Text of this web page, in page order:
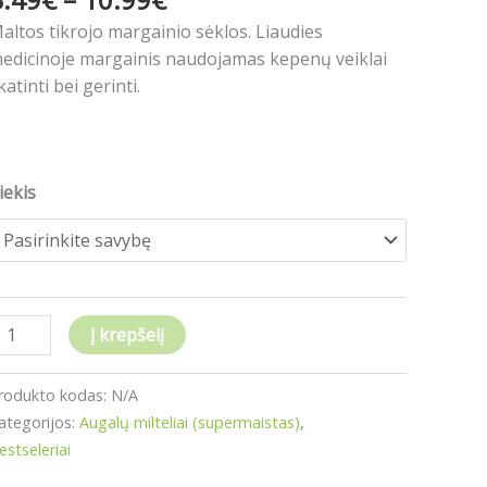
tikrojo margainio sėklos. Liaudies
margainis naudojamas kepenų veiklai
bei gerinti.
Į krepšelį
kodas: N/A
Augalų milteliai (supermaistas),